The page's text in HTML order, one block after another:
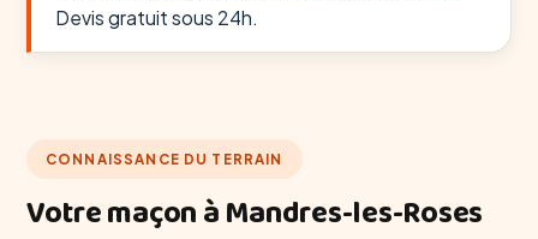
Devis gratuit sous 24h.
CONNAISSANCE DU TERRAIN
Votre maçon à Mandres-les-Roses